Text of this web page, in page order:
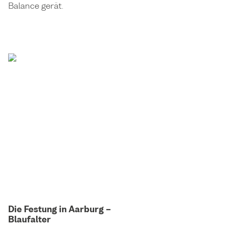
Balance gerät.
Die Festung in Aarburg –
Blaufalter